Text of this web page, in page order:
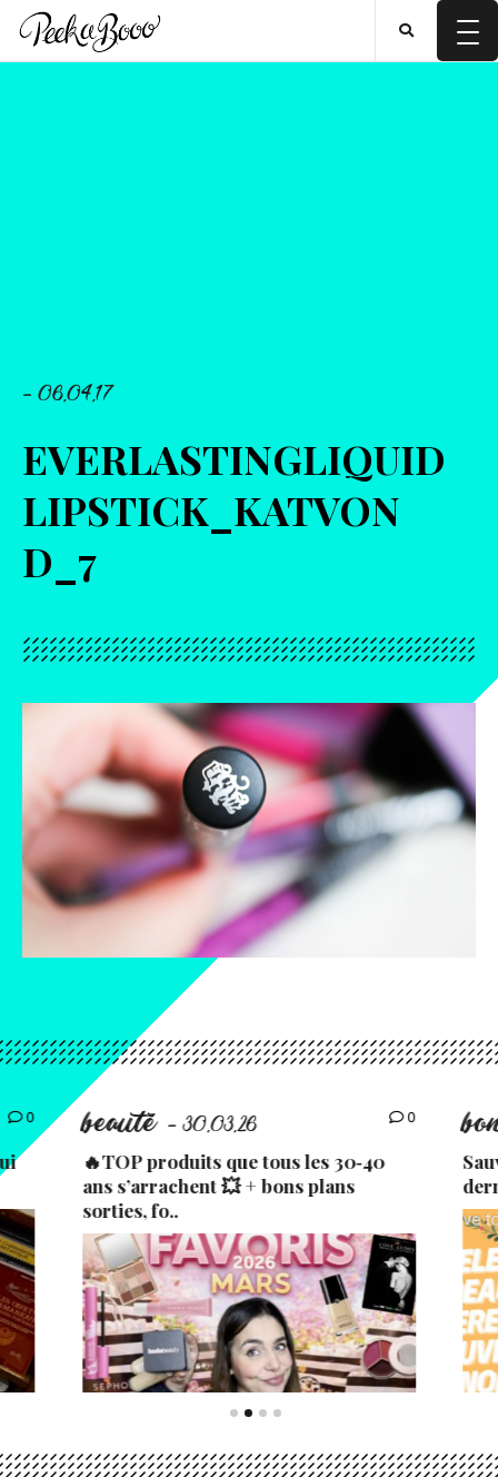
- 06.04.17
EVERLASTINGLIQUID
LIPSTICK_KATVON
D_7
0 beauté - 30.03.26 0
🔥TOP produits que tous les 30‑40
ans s’arrachent 💥 + bons plans
sorties, fo..